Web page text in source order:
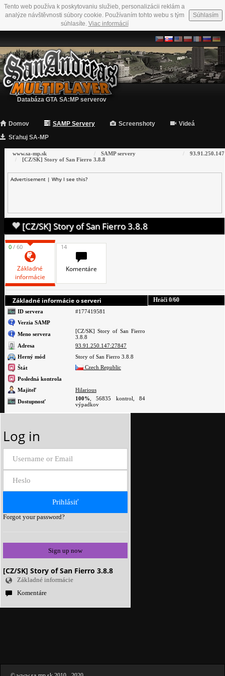
Tento web používa k poskytovaniu služieb, personalizácii reklám a
analýze návštěvnosti súbory cookie. Používaním tohto webu s tým
súhlasíte. Viac informácií
Súhlasím
Databáza GTA SA:MP serverov
Domov SAMP Servery Screenshoty
Videá
Sťahuj SA-MP
www.sa-mp.sk SAMP servery
93.91.250.147
[CZ/SK] Story of San Fierro 3.8.8
Advertisement | Why I see this?
[CZ/SK] Story of San Fierro 3.8.8
0/ 60
Základné
informácie
14
Komentáre
Základné informácie o serveri
ID servera
#177419581
Verzia SAMP
Meno servera
[CZ/SK] Story of San Fierro
3.8.8
Adresa
93.91.250.147:27847
Herný mód
Story of San Fierro 3.8.8
Štát
Czech Republic
Posledná kontrola
Majiteľ
Hilarious
Dostupnosť
100% , 56835 kontrol, 84
výpadkov
Hráči 0/60
Log in
Forgot your password?
Sign up now
[CZ/SK] Story of San Fierro 3.8.8
Základné informácie
Komentáre